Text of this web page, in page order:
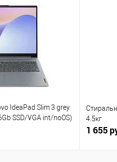
IdeaPad Slim 3 grey
SSD/VGA int/noOS)
4.5кг
1 655